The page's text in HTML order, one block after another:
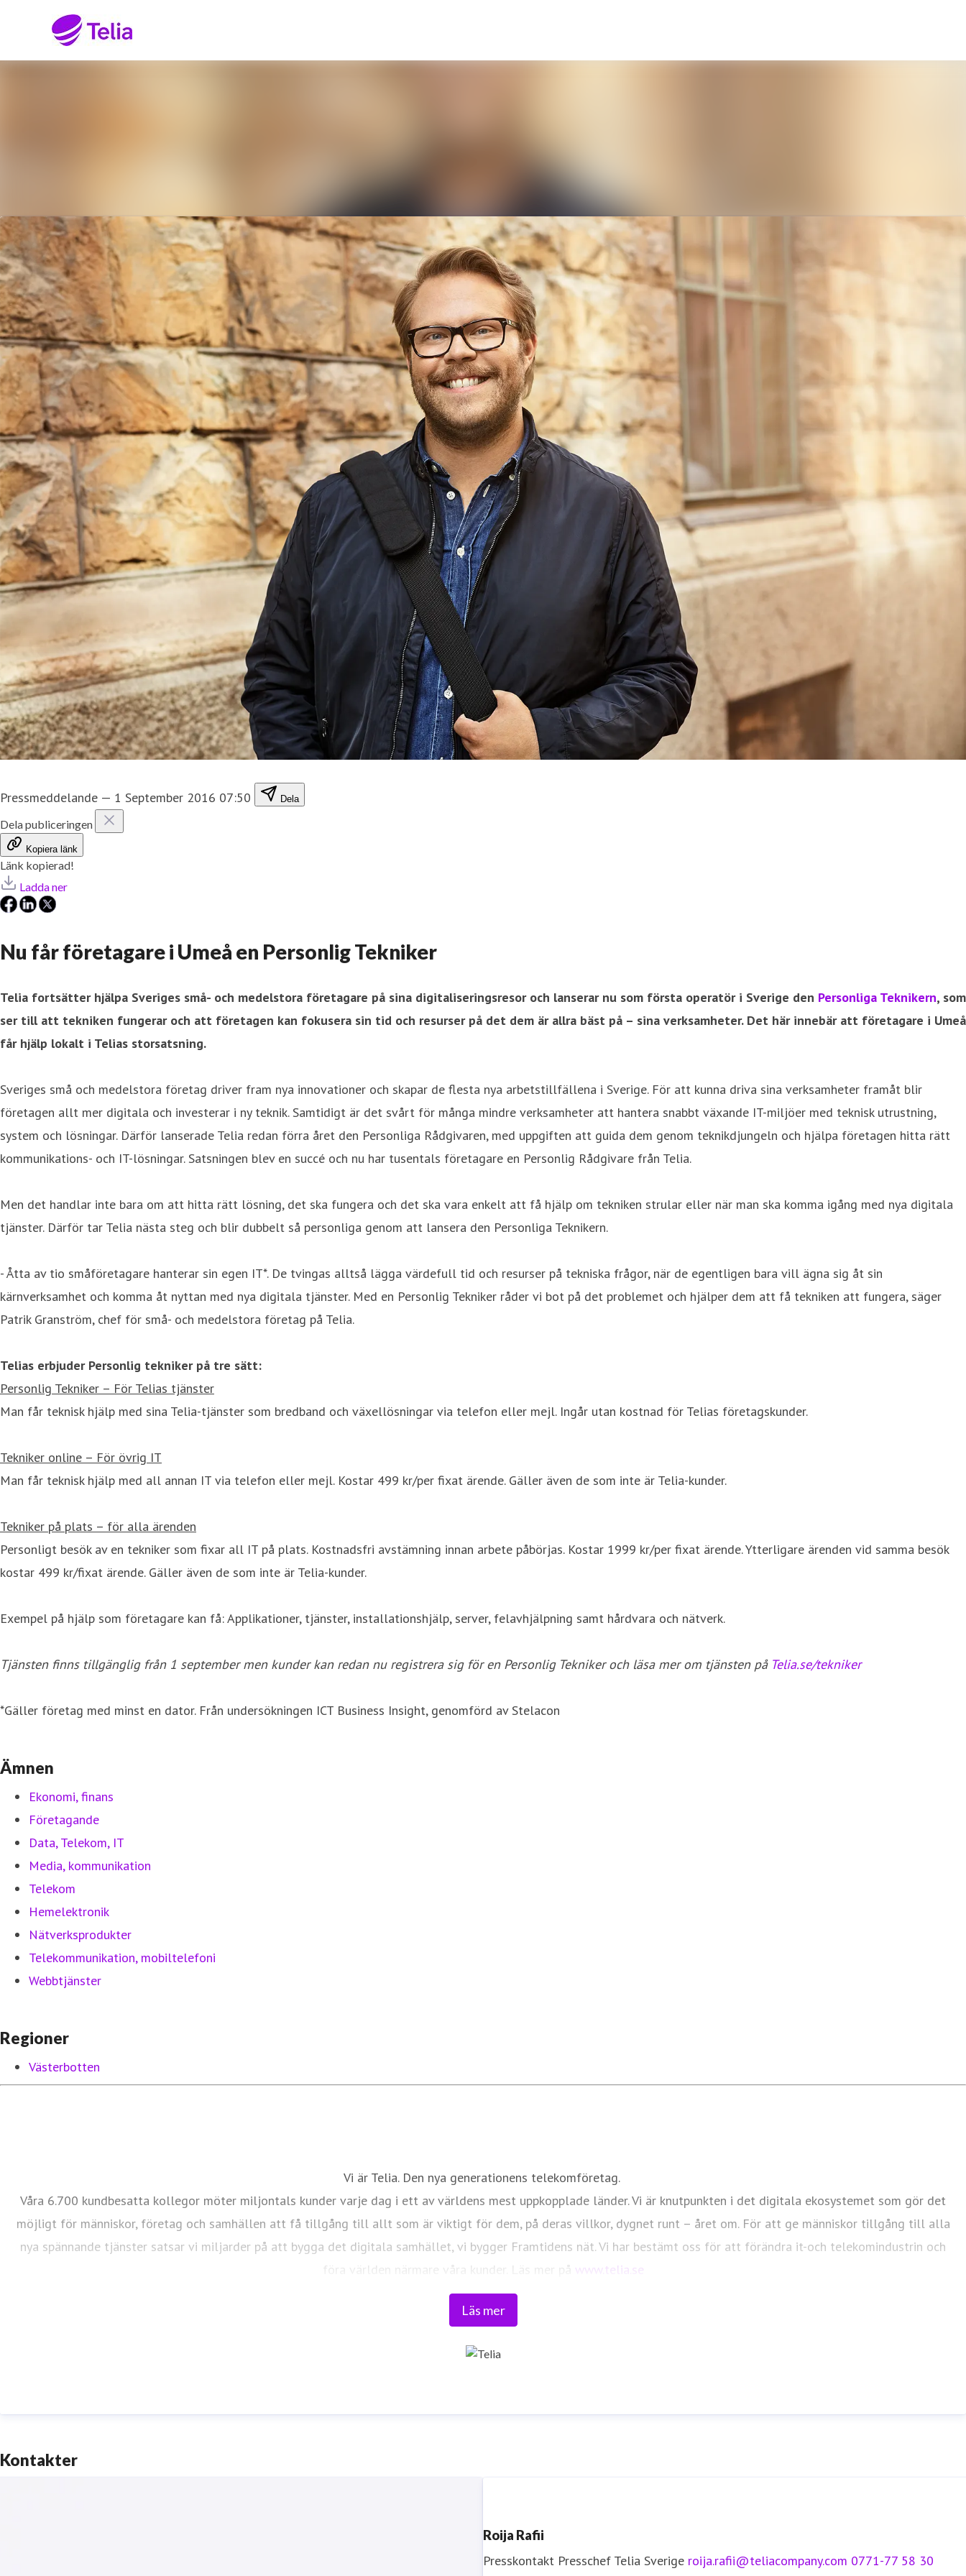
Pressmeddelande — 1 September 2016 07:50 Dela
Dela publiceringen
Kopiera länk
Länk kopierad!
Ladda ner
Nu får företagare i Umeå en Personlig Tekniker
Telia fortsätter hjälpa Sveriges små- och medelstora företagare på sina digitaliseringsresor och lanserar nu som första operatör i Sverige den Personliga Teknikern, som
ser till att tekniken fungerar och att företagen kan fokusera sin tid och resurser på det dem är allra bäst på – sina verksamheter. Det här innebär att företagare i Umeå
får hjälp lokalt i Telias storsatsning.
Sveriges små och medelstora företag driver fram nya innovationer och skapar de flesta nya arbetstillfällena i Sverige. För att kunna driva sina verksamheter framåt blir
företagen allt mer digitala och investerar i ny teknik. Samtidigt är det svårt för många mindre verksamheter att hantera snabbt växande IT-miljöer med teknisk utrustning,
system och lösningar. Därför lanserade Telia redan förra året den Personliga Rådgivaren, med uppgiften att guida dem genom teknikdjungeln och hjälpa företagen hitta rätt
kommunikations- och IT-lösningar. Satsningen blev en succé och nu har tusentals företagare en Personlig Rådgivare från Telia.
Men det handlar inte bara om att hitta rätt lösning, det ska fungera och det ska vara enkelt att få hjälp om tekniken strular eller när man ska komma igång med nya digitala
tjänster. Därför tar Telia nästa steg och blir dubbelt så personliga genom att lansera den Personliga Teknikern.
- Åtta av tio småföretagare hanterar sin egen IT*. De tvingas alltså lägga värdefull tid och resurser på tekniska frågor, när de egentligen bara vill ägna sig åt sin
kärnverksamhet och komma åt nyttan med nya digitala tjänster. Med en Personlig Tekniker råder vi bot på det problemet och hjälper dem att få tekniken att fungera, säger
Patrik Granström, chef för små- och medelstora företag på Telia.
Telias erbjuder Personlig tekniker på tre sätt:
Personlig Tekniker – För Telias tjänster
Man får teknisk hjälp med sina Telia-tjänster som bredband och växellösningar via telefon eller mejl. Ingår utan kostnad för Telias företagskunder.
Tekniker online – För övrig IT
Man får teknisk hjälp med all annan IT via telefon eller mejl. Kostar 499 kr/per fixat ärende. Gäller även de som inte är Telia-kunder.
Tekniker på plats – för alla ärenden
Personligt besök av en tekniker som fixar all IT på plats. Kostnadsfri avstämning innan arbete påbörjas. Kostar 1999 kr/per fixat ärende. Ytterligare ärenden vid samma besök
kostar 499 kr/fixat ärende. Gäller även de som inte är Telia-kunder.
Exempel på hjälp som företagare kan få: Applikationer, tjänster, installationshjälp, server, felavhjälpning samt hårdvara och nätverk.
Tjänsten finns tillgänglig från 1 september men kunder kan redan nu registrera sig för en Personlig Tekniker och läsa mer om tjänsten på Telia.se/tekniker
*Gäller företag med minst en dator. Från undersökningen ICT Business Insight, genomförd av Stelacon
Ämnen
Ekonomi, finans
Företagande
Data, Telekom, IT
Media, kommunikation
Telekom
Hemelektronik
Nätverksprodukter
Telekommunikation, mobiltelefoni
Webbtjänster
Regioner
Västerbotten
Vi är Telia. Den nya generationens telekomföretag.
Våra 6.700 kundbesatta kollegor möter miljontals kunder varje dag i ett av världens mest uppkopplade länder. Vi är knutpunkten i det digitala ekosystemet som gör det
möjligt för människor, företag och samhällen att få tillgång till allt som är viktigt för dem, på deras villkor, dygnet runt – året om. För att ge människor tillgång till alla
nya spännande tjänster satsar vi miljarder på att bygga det digitala samhället, vi bygger Framtidens nät. Vi har bestämt oss för att förändra it-och telekomindustrin och
föra världen närmare våra kunder. Läs mer på www.telia.se
Läs mer
Kontakter
Roija Rafii
Presskontakt Presschef Telia Sverige roija.rafii@teliacompany.com 0771-77 58 30